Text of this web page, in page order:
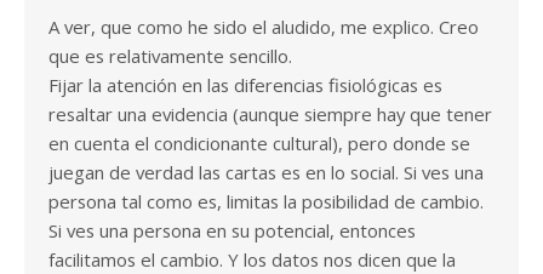
A ver, que como he sido el aludido, me explico. Creo
que es relativamente sencillo.
Fijar la atención en las diferencias fisiológicas es
resaltar una evidencia (aunque siempre hay que tener
en cuenta el condicionante cultural), pero donde se
juegan de verdad las cartas es en lo social. Si ves una
persona tal como es, limitas la posibilidad de cambio.
Si ves una persona en su potencial, entonces
facilitamos el cambio. Y los datos nos dicen que la